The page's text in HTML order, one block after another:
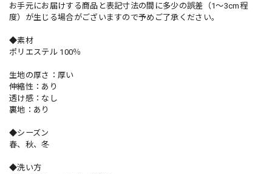
お手元にお届けする商品と表記寸法の間に多少の誤差（1～3cm程
度）が生じる場合がございますので予めご了承ください。
◆素材
ポリエステル 100％
生地の厚さ：厚い
伸縮性：あり
透け感：なし
裏地：あり
◆シーズン
春、秋、冬
◆洗い方